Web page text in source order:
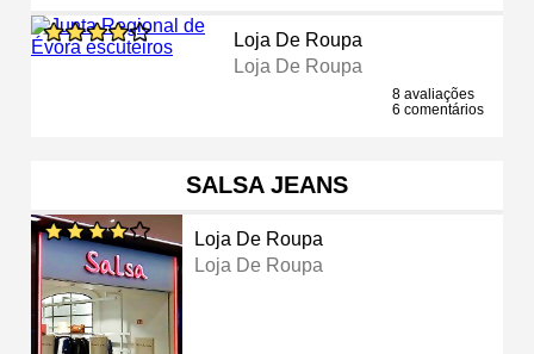
Loja De Roupa
Loja De Roupa
8 avaliações
6 comentários
SALSA JEANS
Loja De Roupa
Loja De Roupa